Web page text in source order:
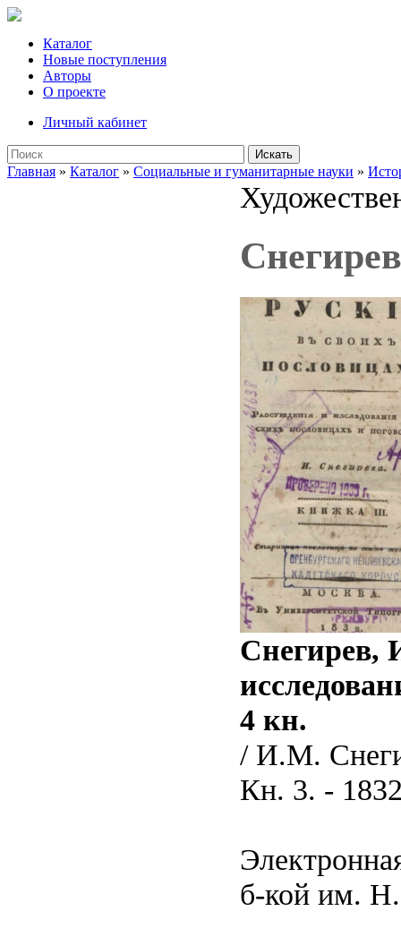
Каталог
Новые поступления
Авторы
О проекте
Личный кабинет
Искать
Главная » Каталог » Социальные и гуманитарные науки »
Снегирев,
4 кн.
/ И.М.
Кн. 3. -
б-кой им.